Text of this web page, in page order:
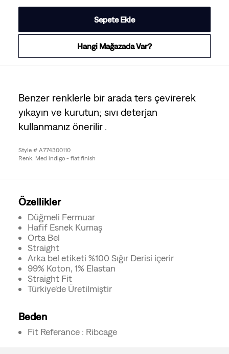
Sepete Ekle
Hangi Mağazada Var?
Benzer renklerle bir arada ters çevirerek
yıkayın ve kurutun; sıvı deterjan
kullanmanız önerilir .
Style # A774300110
Renk: Med indigo - flat finish
Özellikler
Düğmeli Fermuar
Hafif Esnek Kumaş
Orta Bel
Straight
Arka bel etiketi %100 Sığır Derisi içerir
99% Koton, 1% Elastan
Straight Fit
Türkiye'de Üretilmiştir
Beden
Fit Referance : Ribcage